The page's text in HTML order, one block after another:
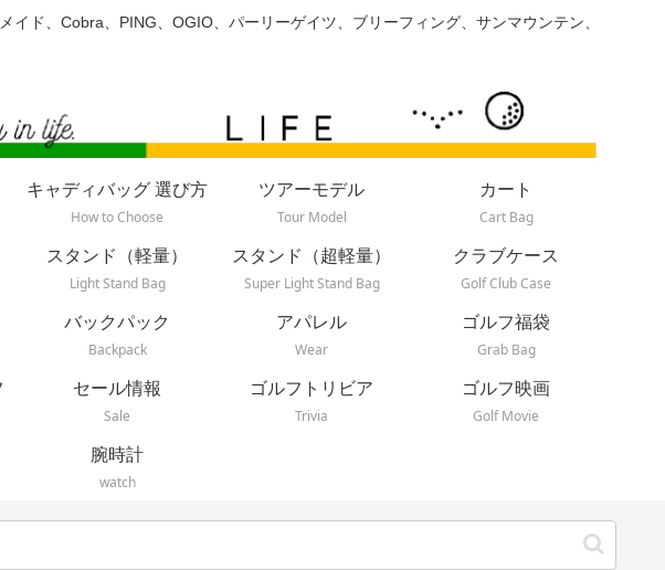
ド、Cobra、PING、OGIO、パーリーゲイツ、ブリーフィング、サンマウンテン、
キャディバッグ 選び方
How to Choose
ツアーモデル
Tour Model
カート
Cart Bag
スタンド（軽量）
Light Stand Bag
スタンド（超軽量）
Super Light Stand Bag
クラブケース
Golf Club Case
バックパック
Backpack
アパレル
Wear
ゴルフ福袋
Grab Bag
セール情報
Sale
ゴルフトリビア
Trivia
ゴルフ映画
Golf Movie
腕時計
watch